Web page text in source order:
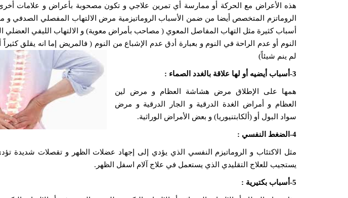
هذه الأعراض مع الحركة أو ممارسة أي تمرين علاجي و تكون مصحوبة بأعراض و علامات
الروماتزم المتخصص أيضا من ضمن الأسباب الروماتيزمية مرض الالتهاب المفصلي الصدفي و
أسباب كثيرة مثل التهاب المفاصل المعوي ( مصاحب بأمراض معوية) و الالتهاب الليفي
النوم أو عدم الراحة في النوم و بعبارة أدق عدم الإشباع من النوم ( فالمريض إما انه يقلق كثيراً
لم ينم شيئاً)
3-أسباب أيضيه أو لها علاقة بالغدد الصماء :
همها على الإطلاق مرض هشاشة العظام و مرض لين
العظام و أمراض الغدة الدرقية و الجار الدرقية و مرض
سواد البول أو (ألكابتنيوريا) و بعض الأمراض الوراثية.
4-الضغط النفسي :
مثل الاكتئاب و الروماتيزم النفسي الذي يؤدي إلى إجهاد عضلات الظهر و تقصلات شديدة
يستجيب للعلاج التقليدي الذي يستعمل في علاج آلام اسفل الظهر.
5-أسباب بكتيرية :